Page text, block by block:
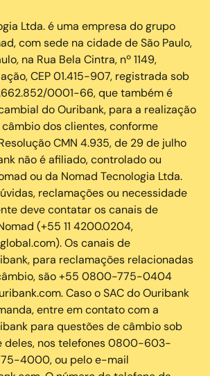
Ltda. é uma empresa do grupo
com sede na cidade de São Paulo,
na Rua Bela Cintra, nº 1149,
CEP 01.415-907, registrada sob
0001-66, que também é
do Ouribank, para a realização
dos clientes, conforme
CMN 4.935, de 29 de julho
não é afiliado, controlado ou
ou da Nomad Tecnologia Ltda.
reclamações ou necessidade
deve contatar os canais de
(+55 11 4200.0204,
Os canais de
para reclamações relacionadas
são +55 0800-775-0404
Caso o SAC do Ouribank
entre em contato com a
para questões de câmbio sob
deles, nos telefones 0800-603-
4000, ou pelo e-mail